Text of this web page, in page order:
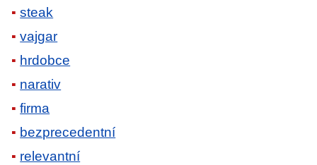
steak
vajgar
hrdobce
narativ
firma
bezprecedentní
relevantní